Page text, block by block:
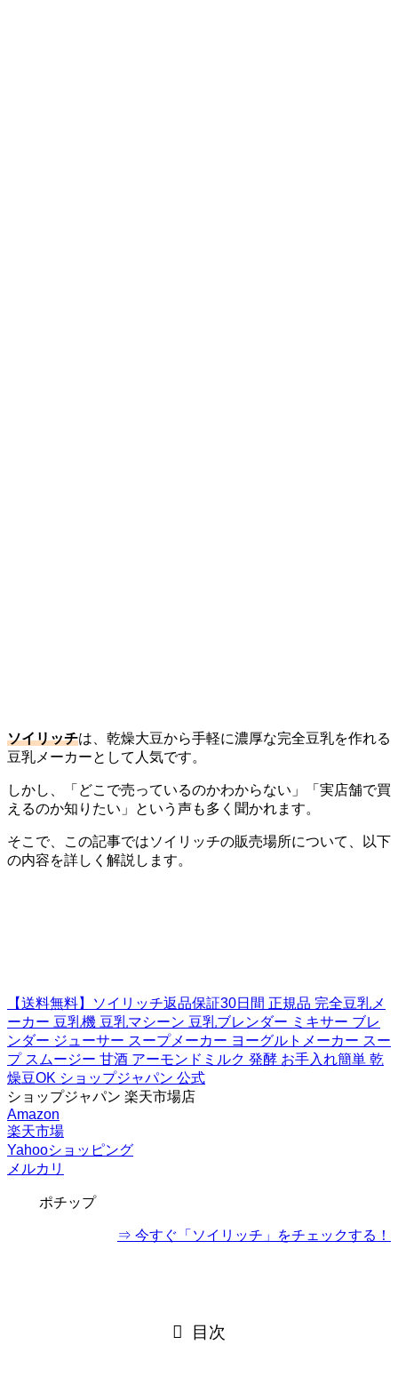
ソイリッチは、乾燥大豆から手軽に濃厚な完全豆乳を作れる
豆乳メーカーとして人気です。
しかし、「どこで売っているのかわからない」「実店舗で買
えるのか知りたい」という声も多く聞かれます。
そこで、この記事ではソイリッチの販売場所について、以下
の内容を詳しく解説します。
【送料無料】ソイリッチ返品保証30日間 正規品 完全豆乳メ
ーカー 豆乳機 豆乳マシーン 豆乳ブレンダー ミキサー ブレ
ンダー ジューサー スープメーカー ヨーグルトメーカー スー
プ スムージー 甘酒 アーモンドミルク 発酵 お手入れ簡単 乾
燥豆OK ショップジャパン 公式
ショップジャパン 楽天市場店
Amazon
楽天市場
Yahooショッピング
メルカリ
ポチップ
⇒ 今すぐ「ソイリッチ」をチェックする！
目次